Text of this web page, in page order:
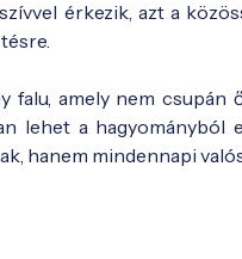
érkezik, azt a
falu, amely nem csupán
lehet a hagyományból
hanem mindennapi